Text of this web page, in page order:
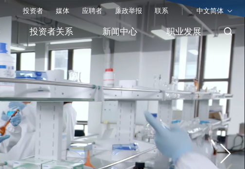
中文简体
投资者 媒体 应聘者 廉政举报 联系
投资者关系 新闻中心 职业发展